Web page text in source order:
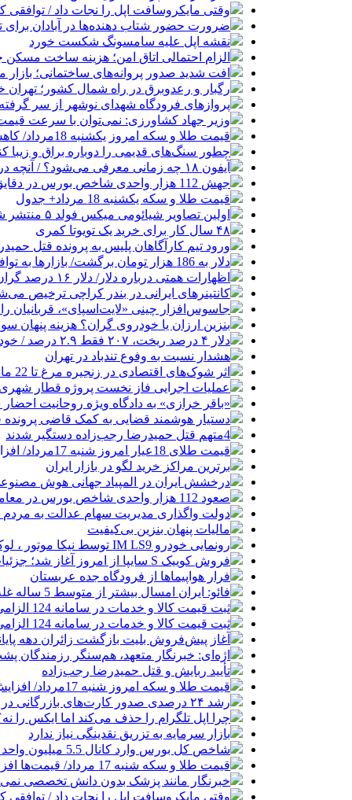
وقتی مایکروسافت اپل را نجات داد /
ضرورت حضور شتاب ‌دهنده‌ها در آبادان
نقشه اپل علیه سامسونگ شکست خورد
الزام احتمالی اتاق امن؛ هزینه ساخت مسکن
افت شدید صدور پروانه‌های ساختمانی؛
رگبار و رعدوبرق در راه شمال کشور؛
پروازهای فرودگاه شهدای نوشهر از سر
وزیر جهاد کشاورزی: نمی‌توان با سرعت قیمت
قیمت طلا و سکه امروز یکشنبه 18مرداد/ کاهش همه قیمت ها + جدول
چطور سنگ‌های قدیمی را دوباره براق و زیبا
آیفون ۱۸ چه زمانی معرفی می‌شود؟ / آنچه درباره گوشی جدید اپل می‌دانیم
جهش 112 هزار واحدی شاخص بورس در دقایق ابتدایی معاملات امروز
قیمت طلا و سکه یکشنبه 18 مرداد+ جدول
اولین تصاویر شیائومی میکس فولد ۵ منتشر شد
۴۸ سال کار برای خرید یک تویوتا کمری
ورود تیم کارآگاهان پلیس به پرونده قتل
دلار به 186 هزار تومان برگشت/ بازارها به توافق احتمالی هرمز چه واکنشی نشان دادند؟
اظهارات همتی درباره دلار/ دلار ۱۶ درصد گران شده؛ این افزایش طبیعی است
کانتینرهای ایرانی در بندر کراچی ترخیص می‌شود| تخفیف ۸۰ درصدی برای
جاسوس‌افزار چینی «لایت‌اسپای»، قربانیان را در ۱۳ کشور ازجمله آمریکا
بنزین ارزان یا خودروی گران؟ هزینه
دلار ۴ درصد ریخت، ۲۰۷ فقط ۲.۹ درصد / خودرو زیر فشار دلار کوتاه می‌آید؟
هشدار نسبت به وفوع تندباد در تهران
اثر شوک‌های اقتصادی در زنجیره مرغ تا 22 ماه باقی می‌ماند
عملیات اجرایی فاز نخست پروژه قطار
«باقر خرازی» به دادگاه ویژه روحانیت
دستیار هوشمند قضایی به کمک قاضی پرونده
4متهم قتل حمیدرضا رجب‌زاده دستگیر شدند
قیمت طلای 18عیار امروز شنبه 17مرداد/ افزایش قیمت + جدول و جزئیات
برترین مراکز خرید لگو در بازار ایران
درخشش ایران در المپیاد جهانی هوش
صعود 112 هزار واحدی شاخص بورس در معاملات امروز
دولت واگذاری مدیریت سهام عدالت به مردم
مالیات پنهان بنزین بی‌کیفیت
رونمایی خودرو IM LS9 توسط نیکا موتور ، لوکس ترین شاسی بلند EREV در ایران
فروش کوییک S سایپا از امروز آغاز شد؛ جزئیات ثبت‌نام و شرایط
فرار هواپیماها از فرودگاه جده عربستان
فائو: ایران امسال بیشتر از متوسط 5 ساله غله تولید می‌کند
ثبت قیمت کالا و خدمات در سامانه 124 الزامی شد
ثبت قیمت کالا و خدمات در سامانه 124 الزامی شد
آغاز پیش‌فروش بلیت بازگشت زائران دهه
اژه‌ای: خبرنگار متعهد، هم‌سنگر رزمندگان
تأیید ربایش و قتل حمیدرضا رجب‌زاده
قیمت طلا و سکه امروز شنبه 17مرداد/ افزایش همه قیمت ها + جدول و جزئیات
رشد ۲۴ درصدی صدور کارت‌های بازرگانی در گرگان
چرا اپل تلگرام را حذف می‌کند اما ایکس را
بازار سرمایه به تزریق نقدینگی نیاز ندارد
شاخص کل بورس وارد کانال 5.5 میلیون واحد شد
قیمت طلا و سکه شنبه 17 مرداد/ قیمت‌ها افزایشی
خبرنگار مانند پزشک بدون دانش تخصصی
وقتی مایکروسافت اپل را نجات داد /